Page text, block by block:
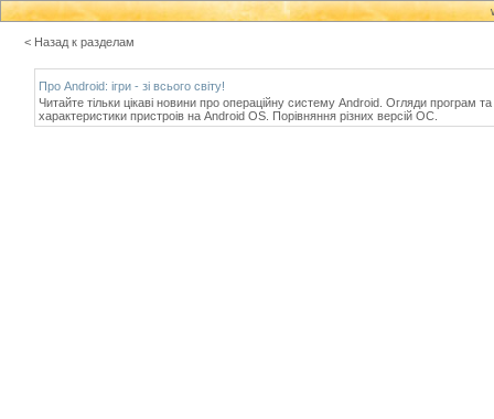
< Назад к разделам
Про Android: iгри - зi всього свiту!
Читайте тiльки цiкавi новини про операцiйну систему Android. Огляди програм
характеристики пристроiв на Android OS. Порiвняння рiзних версiй ОС.